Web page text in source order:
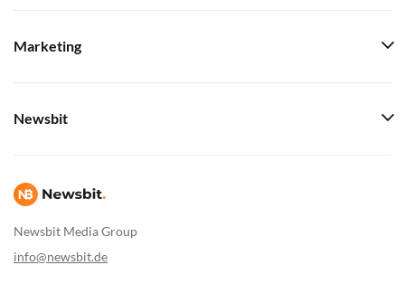
Newsbit Media Group
info@newsbit.de
Marketing
Newsbit